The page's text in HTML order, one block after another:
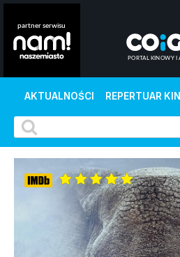
AKTUALNOŚCI REPERTUAR KIN